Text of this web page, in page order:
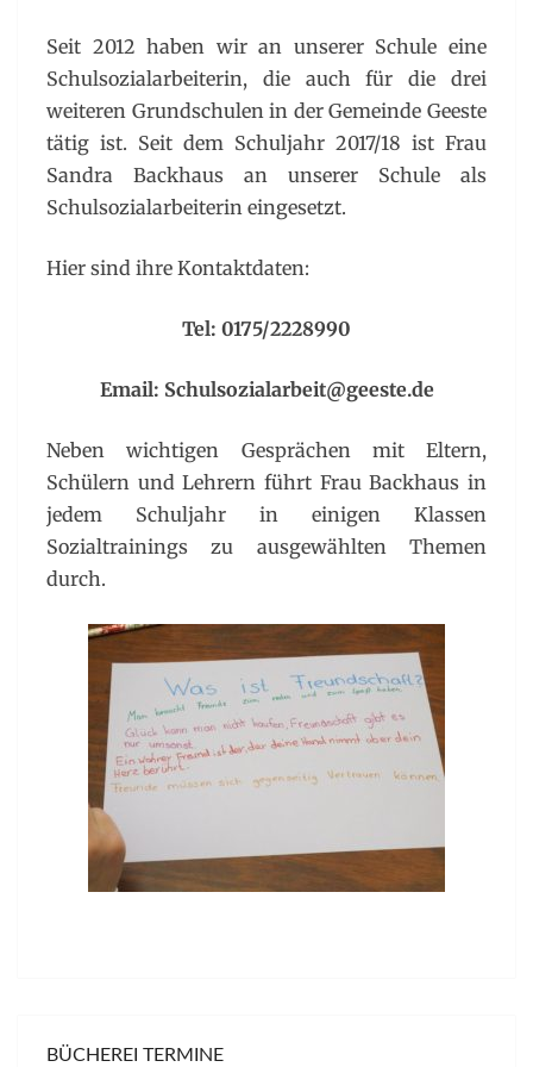
Seit 2012 haben wir an unserer Schule eine
Schulsozialarbeiterin, die auch für die drei
weiteren Grundschulen in der Gemeinde Geeste
tätig ist. Seit dem Schuljahr 2017/18 ist Frau
Sandra Backhaus an unserer Schule als
Schulsozialarbeiterin eingesetzt.
Hier sind ihre Kontaktdaten:
Tel: 0175/2228990
Email: Schulsozialarbeit@geeste.de
Neben wichtigen Gesprächen mit Eltern,
Schülern und Lehrern führt Frau Backhaus in
jedem Schuljahr in einigen Klassen
Sozialtrainings zu ausgewählten Themen
durch.
BÜCHEREI TERMINE